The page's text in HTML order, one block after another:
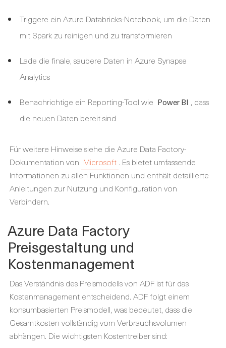
Triggere ein Azure Databricks-Notebook, um die Daten
mit Spark zu reinigen und zu transformieren
Lade die finale, saubere Daten in Azure Synapse
Analytics
Benachrichtige ein Reporting-Tool wie Power BI , dass
die neuen Daten bereit sind
Für weitere Hinweise siehe die Azure Data Factory-
Dokumentation von Microsoft . Es bietet umfassende
Informationen zu allen Funktionen und enthält detaillierte
Anleitungen zur Nutzung und Konfiguration von
Verbindern.
Azure Data Factory
Preisgestaltung und
Kostenmanagement
Das Verständnis des Preismodells von ADF ist für das
Kostenmanagement entscheidend. ADF folgt einem
konsumbasierten Preismodell, was bedeutet, dass die
Gesamtkosten vollständig vom Verbrauchsvolumen
abhängen. Die wichtigsten Kostentreiber sind: